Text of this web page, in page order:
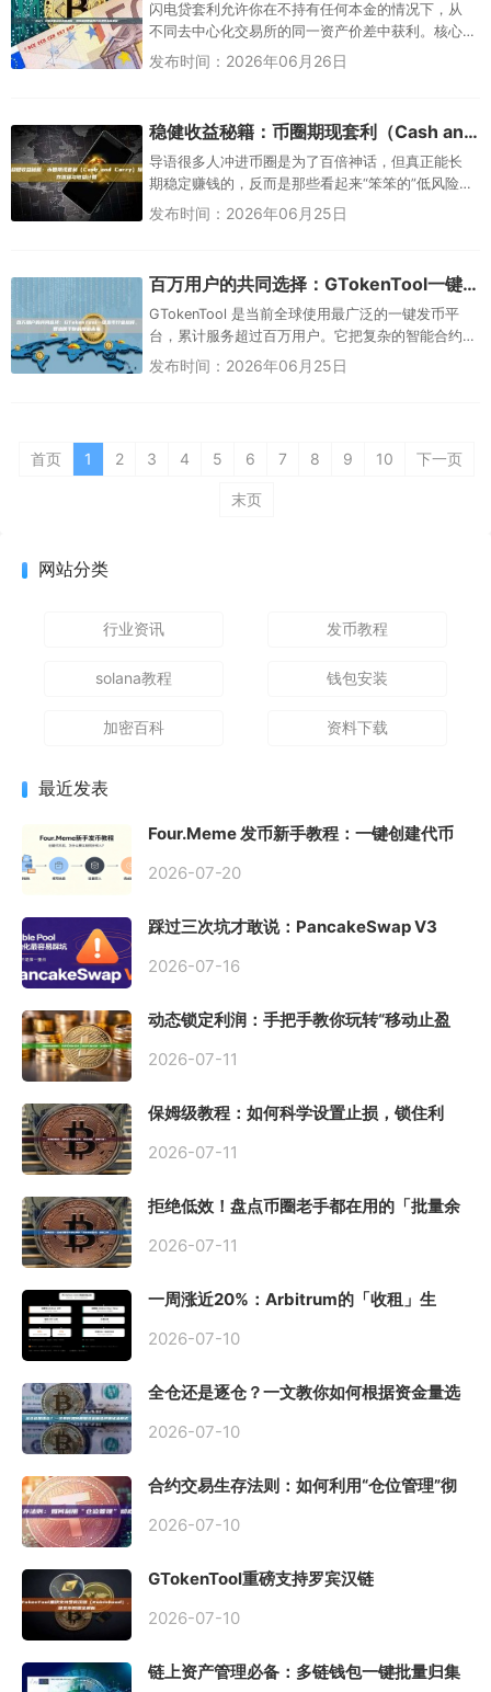
闪电贷套利允许你在不持有任何本金的情况下，从
不同去中心化交易所的同一资产价差中获利。核心
原理是：在一笔交易中同时完成“借款 → 低买高卖
发布时间：2026年06月26日
稳健收益秘籍：币圈期现套利（Cash and Carry）操作流程与收益计算
导语很多人冲进币圈是为了百倍神话，但真正能长
期稳定赚钱的，反而是那些看起来“笨笨的”低风险策
略。期现套利（Cash and Carry Arbitrage） 就...
发布时间：2026年06月25日
百万用户的共同选择：GTokenTool一键发币行业标杆，智造属于你的加密未来
GTokenTool 是当前全球使用最广泛的一键发币平
台，累计服务超过百万用户。它把复杂的智能合约
部署过程简化为几步表单填写，零代码、3分钟即可
发布时间：2026年06月25日
首页 1 2 3 4 5 6 7 8 9 10 下一页
末页
网站分类
行业资讯 发币教程
solana教程 钱包安装
加密百科 资料下载
最近发表
Four.Meme 发币新手教程：一键创建代币
2026-07-20
踩过三次坑才敢说：PancakeSwap V3
初始化
2026-07-16
动态锁定利润：手把手教你玩转“移动止盈
2026-07-11
保姆级教程：如何科学设置止损，锁住利
2026-07-11
拒绝低效！盘点币圈老手都在用的「批量余
2026-07-11
一周涨近20%：Arbitrum的「收租」生
2026-07-10
全仓还是逐仓？一文教你如何根据资金量选
2026-07-10
合约交易生存法则：如何利用“仓位管理”彻
2026-07-10
GTokenTool重磅支持罗宾汉链
2026-07-10
链上资产管理必备：多链钱包一键批量归集